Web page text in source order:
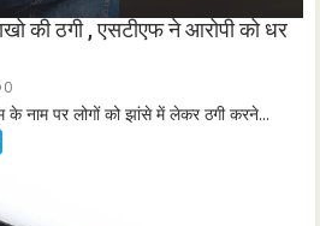
की ठगी , एसटीएफ ने आरोपी को धर
0
नाम पर लोगों को झांसे में लेकर ठगी करने...